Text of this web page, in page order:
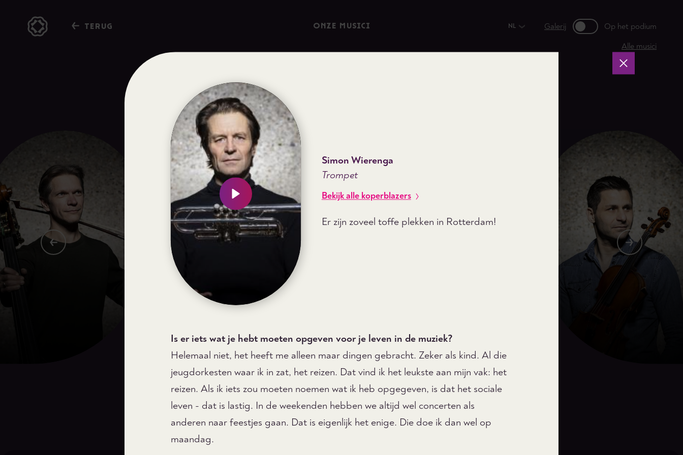
TERUG ONZE MUSICI NL Galerij
Op het podium
Alle musici
Sluiten
Simon Wierenga
Trompet
Bekijk alle koperblazers
Er zijn zoveel toffe plekken in Rotterdam!
Is er iets wat je hebt moeten opgeven voor je leven in de muziek?
Helemaal niet, het heeft me alleen maar dingen gebracht. Zeker als kind. Al die
jeugdorkesten waar ik in zat, het reizen. Dat vind ik het leukste aan mijn vak: het
reizen. Als ik iets zou moeten noemen wat ik heb opgegeven, is dat het sociale
leven - dat is lastig. In de weekenden hebben we altijd wel concerten als
anderen naar feestjes gaan. Dat is eigenlijk het enige. Die doe ik dan wel op
maandag.
Fagot
Lees meer